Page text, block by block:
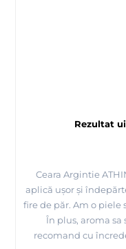
Rezultat
Ceara Argintie
aplică ușor și
fire de păr. Am o piele
În plus, aroma
recomand cu